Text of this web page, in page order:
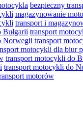
bezpieczny
magazynowanie
transport i
Bułgarii transport
Norwegii transport
motocykli dla biur
transport motocykli do
transport motocykli do
motorów